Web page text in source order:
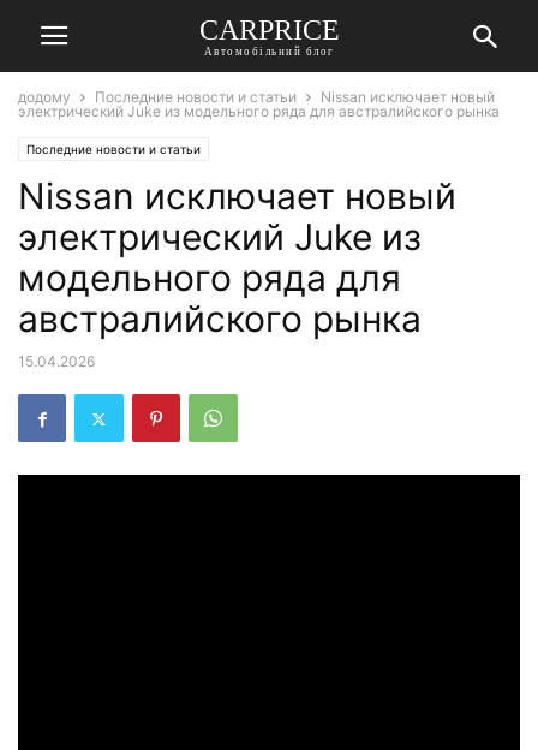
СARPRICE
Автомобільний блог
додому Последние новости и статьи
Nissan исключает новый
электрический Juke из модельного ряда для австралийского рынка
Последние новости и статьи
Nissan исключает новый
электрический Juke из
модельного ряда для
австралийского рынка
15.04.2026